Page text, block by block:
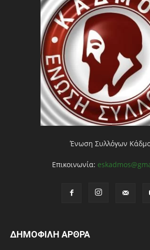
Ένωση Συλλόγων
Επικοινωνία:
ΔΗΜΟΦΙΛΗ ΑΡΘΡΑ